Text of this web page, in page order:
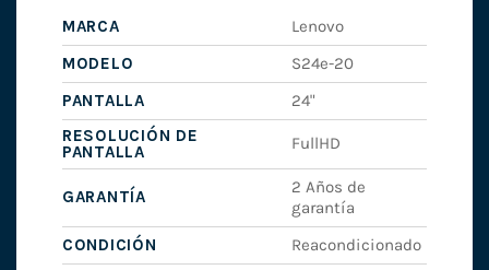
MARCA
Lenovo
MODELO
S24e-20
PANTALLA
24"
RESOLUCIÓN DE
PANTALLA
FullHD
GARANTÍA
2 Años de
garantía
CONDICIÓN
Reacondicionado